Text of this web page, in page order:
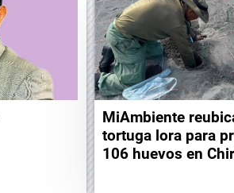
MiAmbiente
tortuga lora para
106 huevos en